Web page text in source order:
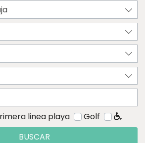
linea playa
Golf
BUSCAR